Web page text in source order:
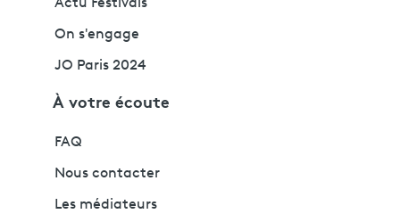
Actu Festivals
On s'engage
JO Paris 2024
À votre écoute
FAQ
Nous contacter
Les médiateurs